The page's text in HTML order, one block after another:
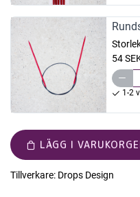
54
1-2
LÄGG I
Tillverkare: Drops Design